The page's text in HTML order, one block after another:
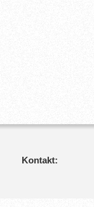
Kontakt: